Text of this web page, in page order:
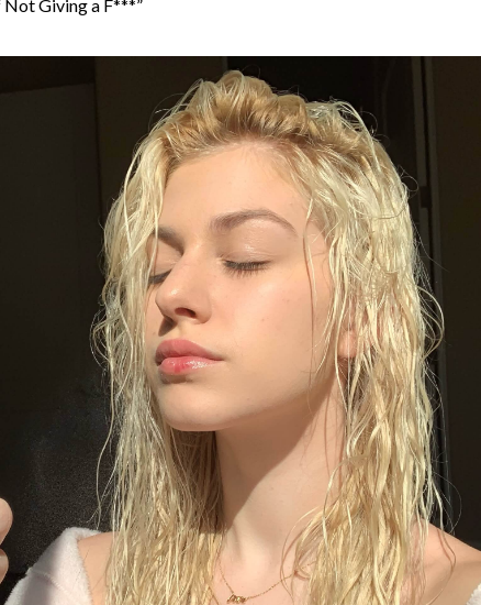
Not Giving a F***”